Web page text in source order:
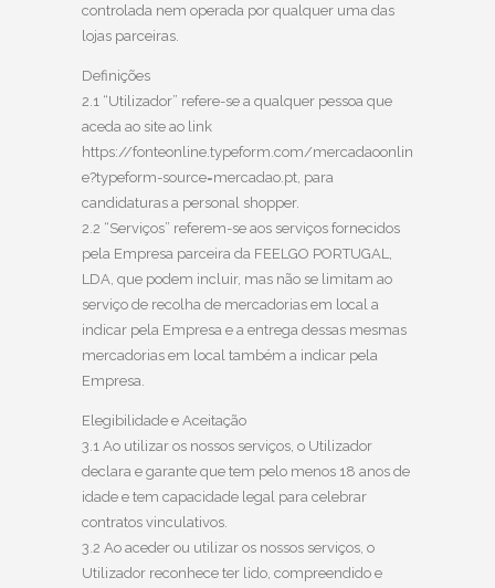
controlada nem operada por qualquer uma das
lojas parceiras.
Definições
2.1 “Utilizador” refere-se a qualquer pessoa que
aceda ao site ao link
https://fonteonline.typeform.com/mercadaoonlin
e?typeform-source=mercadao.pt, para
candidaturas a personal shopper.
2.2 “Serviços” referem-se aos serviços fornecidos
pela Empresa parceira da FEELGO PORTUGAL,
LDA, que podem incluir, mas não se limitam ao
serviço de recolha de mercadorias em local a
indicar pela Empresa e a entrega dessas mesmas
mercadorias em local também a indicar pela
Empresa.
Elegibilidade e Aceitação
3.1 Ao utilizar os nossos serviços, o Utilizador
declara e garante que tem pelo menos 18 anos de
idade e tem capacidade legal para celebrar
contratos vinculativos.
3.2 Ao aceder ou utilizar os nossos serviços, o
Utilizador reconhece ter lido, compreendido e